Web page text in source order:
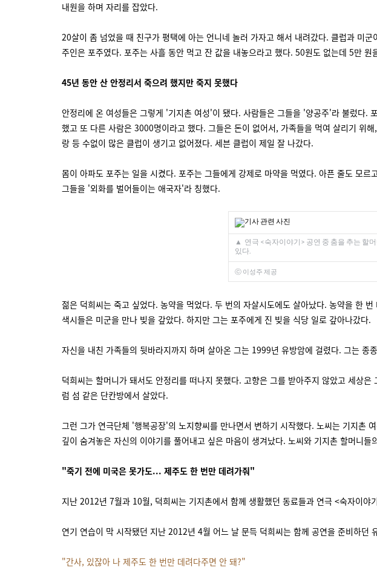
내원을 하며 자리를 잡았다.
20살이 좀 넘었을 때 친구가 평택에 아는 언니네 놀러 가자고 해서 내려갔다. 클럽과 미
주인은 포주였다. 포주는 사흘 동안 먹고 잔 값을 내놓으라고 했다. 50원도 없는데 5만
45년 동안 산 안정리서 죽으려 했지만 죽지 못했다
안정리에 온 여성들은 그렇게 '기지촌 여성'이 됐다. 사람들은 그들을 '양공주'라 불렀다
했고 또 다른 사람은 3000명이라고 했다. 그들은 돈이 없어서, 가족들을 먹여 살리기 위
랑 등 수없이 많은 클럽이 생기고 없어졌다. 세븐 클럽이 제일 잘 나갔다.
몸이 아파도 포주는 일을 시켰다. 포주는 그들에게 강제로 마약을 먹였다. 아픈 줄도 모
그들을 '외화를 벌어들이는 애국자'라 칭했다.
▲ 연극 <숙자이야기> 공연 중 춤을 추는 할
있다.
ⓒ 이성주 제공
젊은 덕희씨는 죽고 싶었다. 농약을 먹었다. 두 번의 자살시도에도 살아났다. 농약을 한
색시들은 미군을 만나 빚을 갚았다. 하지만 그는 포주에게 진 빚을 식당 일로 갚아나갔다.
자신을 내친 가족들의 뒷바라지까지 하며 살아온 그는 1999년 유방암에 걸렸다. 그는
덕희씨는 할머니가 돼서도 안정리를 떠나지 못했다. 고향은 그를 받아주지 않았고 세상
럼 섬 같은 단칸방에서 살았다.
그런 그가 연극단체 '행복공장'의 노지향씨를 만나면서 변하기 시작했다. 노씨는 기지촌
깊이 숨겨놓은 자신의 이야기를 풀어내고 싶은 마음이 생겨났다. 노씨와 기지촌 할머니
"죽기 전에 미국은 못가도... 제주도 한 번만 데려가줘"
지난 2012년 7월과 10월, 덕희씨는 기지촌에서 함께 생활했던 동료들과 연극 <숙자이
연기 연습이 막 시작됐던 지난 2012년 4월 어느 날 문득 덕희씨는 함께 공연을 준비하던
"간사, 있잖아 나 제주도 한 번만 데려다주면 안 돼?"